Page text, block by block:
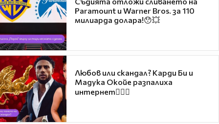
Paramount и Warner Bros. за 110
милиарда долара!😯💥
Любов или скандал? Карди Би и
Мадука Окойе разпалиха
интернет❤️‍🔥🔥